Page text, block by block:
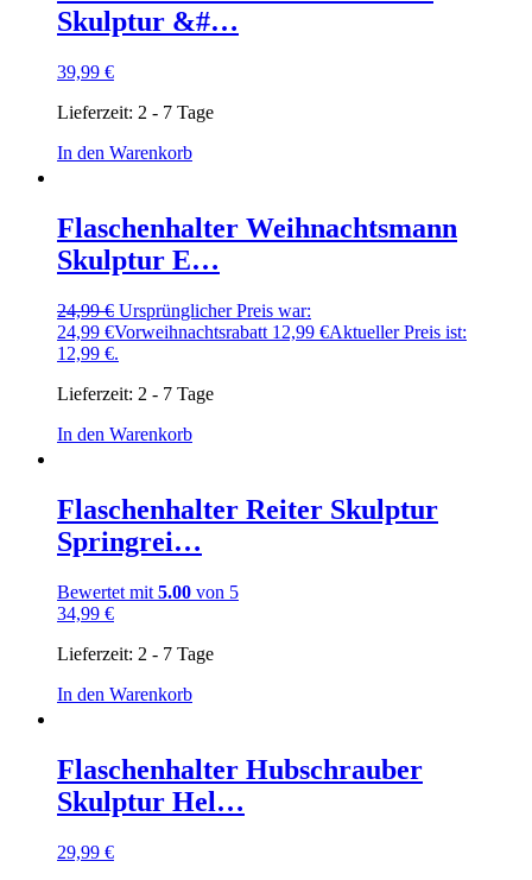
Skulptur &#…
39,99 €
Lieferzeit: 2 - 7 Tage
In den Warenkorb
Flaschenhalter Weihnachtsmann
Skulptur E…
24,99€ Ursprünglicher Preis war:
24,99 €Vorweihnachtsrabatt 12,99 €Aktueller Preis ist:
12,99 €.
Lieferzeit: 2 - 7 Tage
In den Warenkorb
Flaschenhalter Reiter Skulptur
Springrei…
Bewertet mit 5.00 von 5
34,99 €
Lieferzeit: 2 - 7 Tage
In den Warenkorb
Flaschenhalter Hubschrauber
Skulptur Hel…
29,99 €